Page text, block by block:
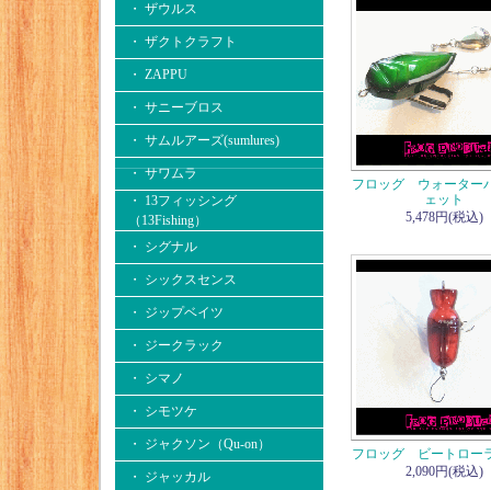
・ ザウルス
・ ザクトクラフト
・ ZAPPU
・ サニーブロス
・ サムルアーズ(sumlures)
・ サワムラ
・ 13フィッシング
（13Fishing）
・ シグナル
・ シックスセンス
・ ジップベイツ
・ ジークラック
・ シマノ
・ シモツケ
・ ジャクソン（Qu-on）
・ ジャッカル
フロッグ ウォーター
ェット
5,478円(税込)
フロッグ ビートロー
2,090円(税込)